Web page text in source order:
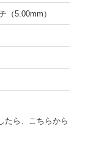
（5.00mm）
たら、こちらから